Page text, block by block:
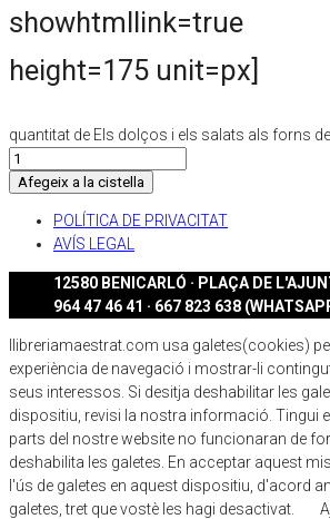
showhtmllink=true
height=175 unit=px]
quantitat de Els dolços i els salats als forns
Afegeix a la cistella
POLÍTICA DE PRIVACITAT
AVÍS LEGAL
12580 BENICARLÓ · PLAÇA DE
964 47 46 41 · 667 823 638
llibreriamaestrat.com usa galetes(cookies)
experiència de navegació i mostrar-li
seus interessos. Si desitja deshabilitar les
dispositiu, revisi la nostra informació. Tingui
parts del nostre website no funcionaran de
deshabilita les galetes. En acceptar aquest
l'ús de galetes en aquest dispositiu, d'acord
galetes, tret que vostè les hagi desactivat.